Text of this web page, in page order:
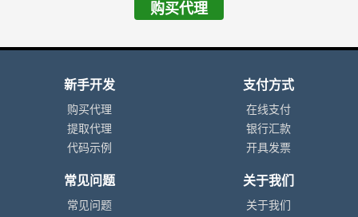
购买代理
新手开发
购买代理
提取代理
代码示例
支付方式
在线支付
银行汇款
开具发票
常见问题
常见问题
关于我们
关于我们